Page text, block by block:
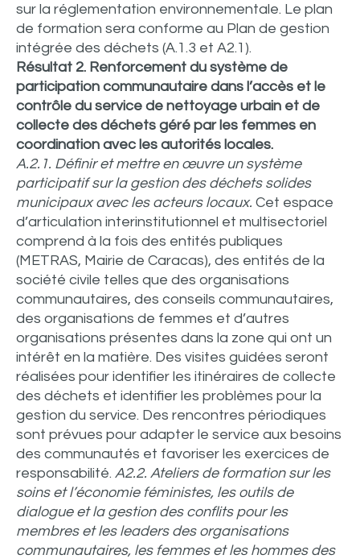
sur la réglementation environnementale. Le plan
de formation sera conforme au Plan de gestion
intégrée des déchets (A.1.3 et A2.1).
Résultat 2. Renforcement du système de
participation communautaire dans l’accès et le
contrôle du service de nettoyage urbain et de
collecte des déchets géré par les femmes en
coordination avec les autorités locales.
A.2.1. Définir et mettre en œuvre un système
participatif sur la gestion des déchets solides
municipaux avec les acteurs locaux. Cet espace
d’articulation interinstitutionnel et multisectoriel
comprend à la fois des entités publiques
(METRAS, Mairie de Caracas), des entités de la
société civile telles que des organisations
communautaires, des conseils communautaires,
des organisations de femmes et d’autres
organisations présentes dans la zone qui ont un
intérêt en la matière. Des visites guidées seront
réalisées pour identifier les itinéraires de collecte
des déchets et identifier les problèmes pour la
gestion du service. Des rencontres périodiques
sont prévues pour adapter le service aux besoins
des communautés et favoriser les exercices de
responsabilité. A2.2. Ateliers de formation sur les
soins et l’économie féministes, les outils de
dialogue et la gestion des conflits pour les
membres et les leaders des organisations
communautaires, les femmes et les hommes des